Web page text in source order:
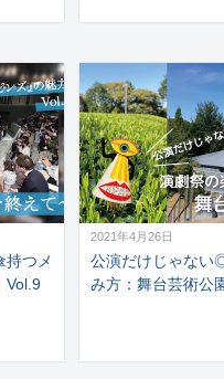
持つメ
Vol.9
2021年4月26日
公演だけじゃない
み方：舞台芸術公